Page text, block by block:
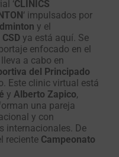
‘CLINICS
‘ impulsados por
y el
ya está aquí. Se
enfocado en el
a cabo en
del Principado
Este clinic virtual está
y Alberto Zapico,
una pareja
y con
internacionales. De
reciente Campeonato